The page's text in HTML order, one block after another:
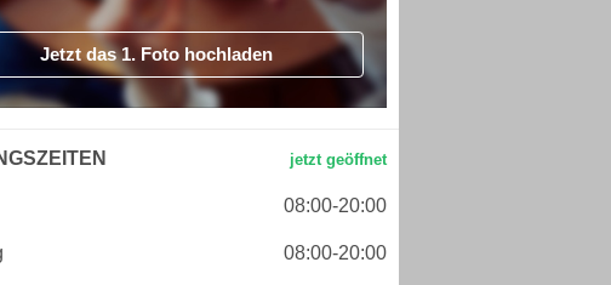
Jetzt das 1. Foto hochladen
08:00-20:00
08:00-20:00